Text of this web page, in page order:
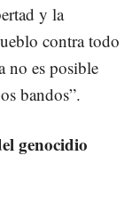
y la
contra todo
no es posible
bandos”.
genocidio